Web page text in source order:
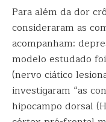
Para além da dor
consideraram as
acompanham:
modelo estudado
(nervo ciático
investigaram “as
hipocampo dorsal